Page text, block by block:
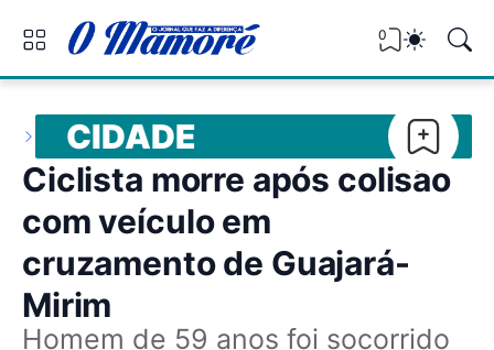
0
CIDADE
Ciclista morre após colisão
com veículo em
cruzamento de Guajará-
Mirim
Homem de 59 anos foi socorrido